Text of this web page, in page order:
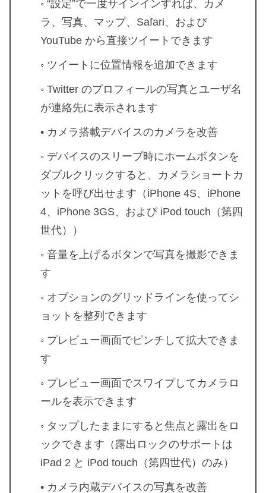
◦ “設定”で一度サインインすれば、カメ
ラ、写真、マップ、Safari、および
YouTube から直接ツイートできます
◦ ツイートに位置情報を追加できます
◦ Twitter のプロフィールの写真とユーザ名
が連絡先に表示されます
• カメラ搭載デバイスのカメラを改善
◦ デバイスのスリープ時にホームボタンを
ダブルクリックすると、カメラショートカ
ットを呼び出せます（iPhone 4S、iPhone
4、iPhone 3GS、および iPod touch（第四
世代））
◦ 音量を上げるボタンで写真を撮影できま
す
◦ オプションのグリッドラインを使ってシ
ョットを整列できます
◦ プレビュー画面でピンチして拡大できま
す
◦ プレビュー画面でスワイプしてカメラロ
ールを表示できます
◦ タップしたままにすると焦点と露出をロ
ックできます（露出ロックのサポートは
iPad 2 と iPod touch（第四世代）のみ）
• カメラ内蔵デバイスの写真を改善